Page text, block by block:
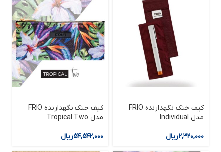
کیف خنک نگهدارنده FRIO
مدل Individual
۲,۳۲۰,۰۰۰ریال
کیف خنک نگهدارنده FRIO
مدل Tropical Two
۵۴,۵۴۲,۰۰۰ریال